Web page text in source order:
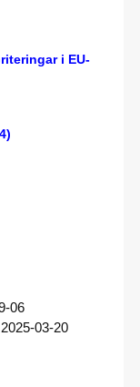
i EU-
06
2025-03-20